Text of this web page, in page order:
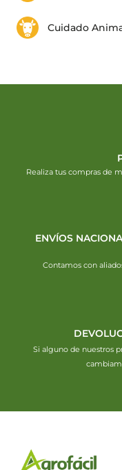
Cuidado
Realiza tus compras de
ENVÍOS
Contamos con
Si alguno de nuestros